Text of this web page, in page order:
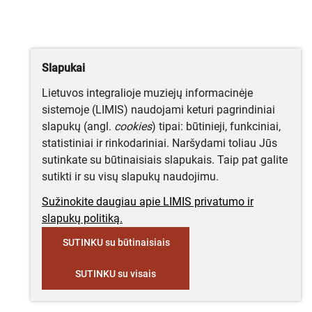
Slapukai
Lietuvos integralioje muziejų informacinėje
sistemoje (LIMIS) naudojami keturi pagrindiniai
slapukų (angl. cookies) tipai: būtinieji, funkciniai,
statistiniai ir rinkodariniai. Naršydami toliau Jūs
sutinkate su būtinaisiais slapukais. Taip pat galite
sutikti ir su visų slapukų naudojimu.
Sužinokite daugiau apie LIMIS privatumo ir
slapukų politiką.
SUTINKU su būtinaisiais
SUTINKU su visais